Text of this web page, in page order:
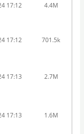
17:12 4.4M
17:12 701.5k
17:13 2.7M
17:13 1.6M